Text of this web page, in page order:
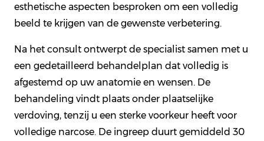
esthetische aspecten besproken om een volledig
beeld te krijgen van de gewenste verbetering.
Na het consult ontwerpt de specialist samen met u
een gedetailleerd behandelplan dat volledig is
afgestemd op uw anatomie en wensen. De
behandeling vindt plaats onder plaatselijke
verdoving, tenzij u een sterke voorkeur heeft voor
volledige narcose. De ingreep duurt gemiddeld 30